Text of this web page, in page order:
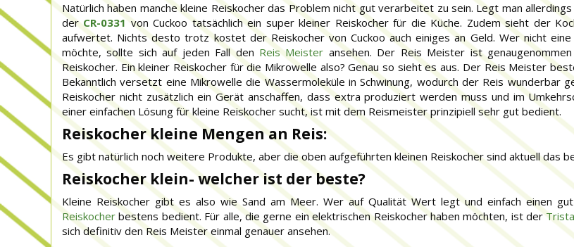
Natürlich haben manche kleine Reiskocher das Problem nicht gut verarbeitet zu sein. Legt man
derCR-0331von Cuckoo tatsächlich ein super kleiner Reiskocher für die Küche. Zudem sieht der
aufwertet. Nichts desto trotz kostet der Reiskocher von Cuckoo auch einiges an Geld. Wer nicht
möchte, sollte sich auf jeden Fall den Reis Meister ansehen. Der Reis Meister ist
Reiskocher. Ein kleiner Reiskocher für die Mikrowelle also? Genau so sieht es aus. Der Reis Meister
Bekanntlich versetzt eine Mikrowelle die Wassermoleküle in Schwinung, wodurch der Reis wunderbar
Reiskocher nicht zusätzlich ein Gerät anschaffen, dass extra produziert werden muss und im
einer einfachen Lösung für kleine Reiskocher sucht, ist mit dem Reismeister prinzipiell sehr gut bedient.
Reiskocher kleine Mengen an Reis:
Es gibt natürlich noch weitere Produkte, aber die oben aufgeführten kleinen Reiskocher sind aktuell das
Reiskocher klein- welcher ist der beste?
Kleine Reiskocher gibt es also wie Sand am Meer. Wer auf Qualität Wert legt und einfach einen
Reiskocher bestens bedient. Für alle, die gerne ein elektrischen Reiskocher haben möchten, ist der
sich definitiv den Reis Meister einmal genauer ansehen.